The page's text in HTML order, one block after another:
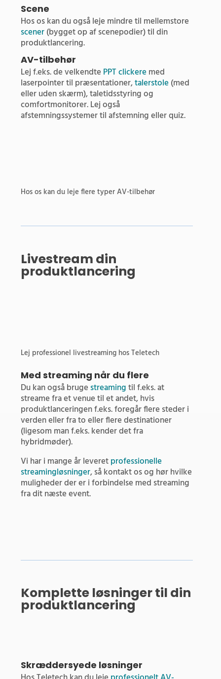
Scene
Hos os kan du også leje mindre til mellemstore
scener(bygget op af scenepodier) til din
produktlancering.
AV-tilbehør
Lej f.eks. de velkendte PPT clickeremed
laserpointer til præsentationer,talerstole(med
eller uden skærm), taletidsstyring og
comfortmonitorer. Lej også
afstemningssystemer til afstemning eller quiz.
Hos os kan du leje flere typer AV-tilbehør
Livestream din
produktlancering
Lej professionel livestreaming hos Teletech
Med streaming når du flere
Du kan også bruge streamingtil f.eks. at
streame fra et venue til et andet, hvis
produktlanceringen f.eks. foregår flere steder i
verden eller fra to eller flere destinationer
(ligesom man f.eks. kender det fra
hybridmøder).
Vi har i mange år leveretprofessionelle
streamingløsninger, så kontakt os og hør hvilke
muligheder der er i forbindelse med streaming
fra dit næste event.
Komplette løsninger til din
produktlancering
Skræddersyede løsninger